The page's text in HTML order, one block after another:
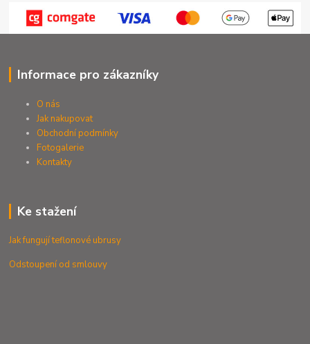
Informace pro zákazníky
O nás
Jak nakupovat
Obchodní podmínky
Fotogalerie
Kontakty
Ke stažení
Jak fungují teflonové ubrusy
Odstoupení od smlouvy